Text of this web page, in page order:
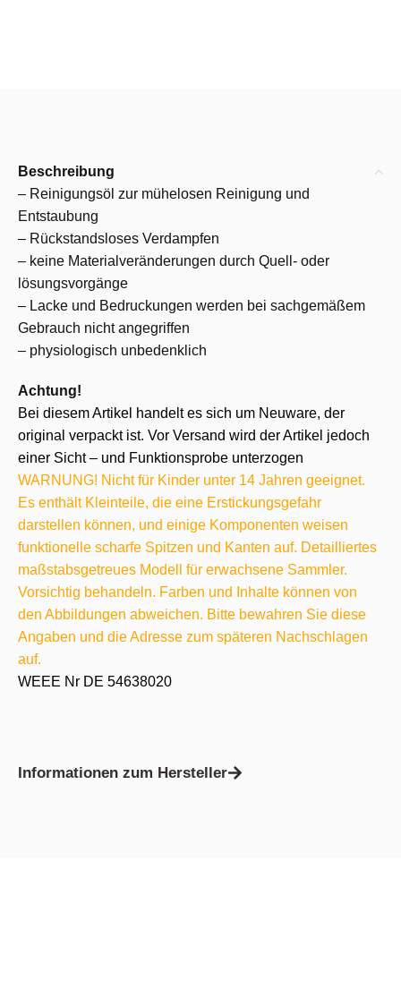
Beschreibung
– Reinigungsöl zur mühelosen Reinigung und
Entstaubung
– Rückstandsloses Verdampfen
– keine Materialveränderungen durch Quell- oder
lösungsvorgänge
– Lacke und Bedruckungen werden bei sachgemäßem
Gebrauch nicht angegriffen
– physiologisch unbedenklich
Achtung!
Bei diesem Artikel handelt es sich um Neuware, der
original verpackt ist. Vor Versand wird der Artikel jedoch
einer Sicht – und Funktionsprobe unterzogen
WARNUNG! Nicht für Kinder unter 14 Jahren geeignet.
Es enthält Kleinteile, die eine Erstickungsgefahr
darstellen können, und einige Komponenten weisen
funktionelle scharfe Spitzen und Kanten auf. Detailliertes
maßstabsgetreues Modell für erwachsene Sammler.
Vorsichtig behandeln. Farben und Inhalte können von
den Abbildungen abweichen. Bitte bewahren Sie diese
Angaben und die Adresse zum späteren Nachschlagen
auf.
WEEE Nr DE 54638020
Informationen zum Hersteller